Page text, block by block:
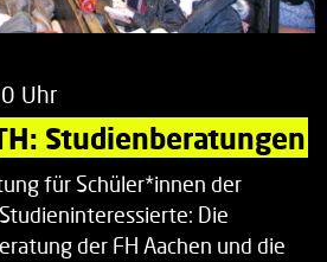
Uhr
Studienberatungen
für Schüler*innen der
Die
der FH Aachen und die